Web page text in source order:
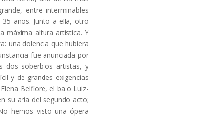
entre interminables
35 años. Junto a ella, otro
máxima altura artística. Y
una dolencia que hubiera
fue anunciada por
dos soberbios artistas, y
y de grandes exigencias
Belfiore, el bajo Luiz-
su aria del segundo acto;
hemos visto una ópera